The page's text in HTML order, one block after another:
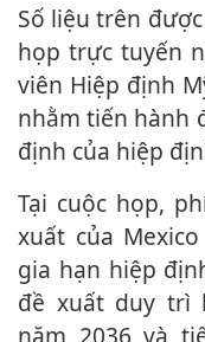
Số liệu trên được công bố chỉ ít ngày sau cuộc
họp trực tuyến
viên Hiệp định
nhằm tiến hành
định của hiệp
Tại cuộc họp, phía Mỹ không chấp thuận đề
xuất của
gia hạn hiệp
đề xuất duy trì
năm 2036 và